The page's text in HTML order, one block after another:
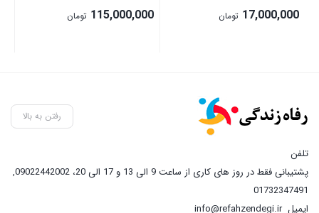
17,000,000 تومان 115,000,000 تومان
رفتن به بالا
تلفن
پشتیبانی فقط در روز های کاری از ساعت 9 الی 13 و 17 الی 20، 09022442002
,
01732347491
ایمیلinfo@refahzendegi.ir